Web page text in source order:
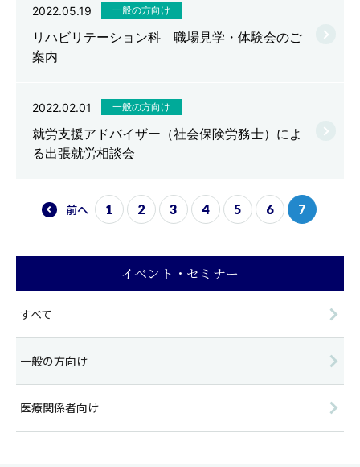
2022.05.19 一般の方向け
リハビリテーション科 職場見学・体験会のご
案内
2022.02.01 一般の方向け
就労支援アドバイザー（社会保険労務士）によ
る出張就労相談会
前へ 1 2 3 4 5 6 7
イベント・セミナー
すべて
一般の方向け
医療関係者向け